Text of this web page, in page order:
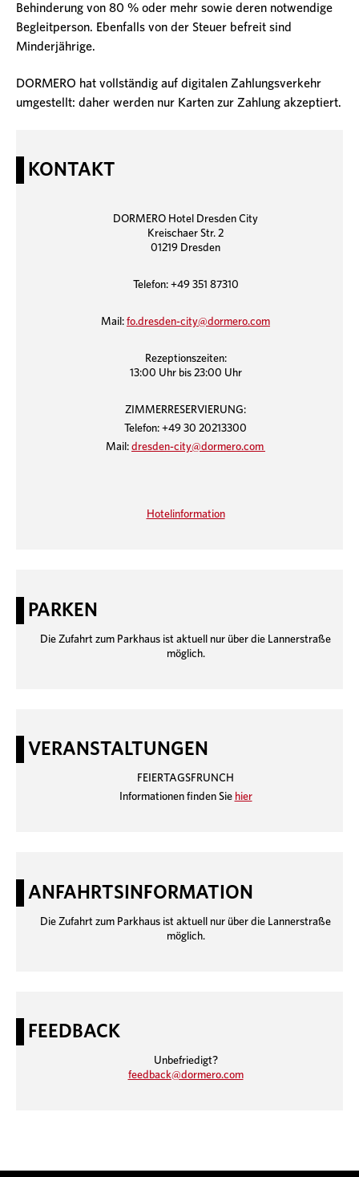
Behinderung von 80 % oder mehr sowie deren notwendige
Begleitperson. Ebenfalls von der Steuer befreit sind
Minderjährige.
DORMERO hat vollständig auf digitalen Zahlungsverkehr
umgestellt: daher werden nur Karten zur Zahlung akzeptiert.
KONTAKT
DORMERO Hotel Dresden City
Kreischaer Str. 2
01219 Dresden
Telefon: +49 351 87310
Mail: fo.dresden-city@dormero.com
Rezeptionszeiten:
13:00 Uhr bis 23:00 Uhr
ZIMMERRESERVIERUNG:
Telefon: +49 30 20213300
Mail: dresden-city@dormero.com
Hotelinformation
PARKEN
Die Zufahrt zum Parkhaus ist aktuell nur über die Lannerstraße
möglich.
VERANSTALTUNGEN
FEIERTAGSFRUNCH
Informationen finden Sie hier
ANFAHRTSINFORMATION
Die Zufahrt zum Parkhaus ist aktuell nur über die Lannerstraße
möglich.
FEEDBACK
Unbefriedigt?
feedback@dormero.com